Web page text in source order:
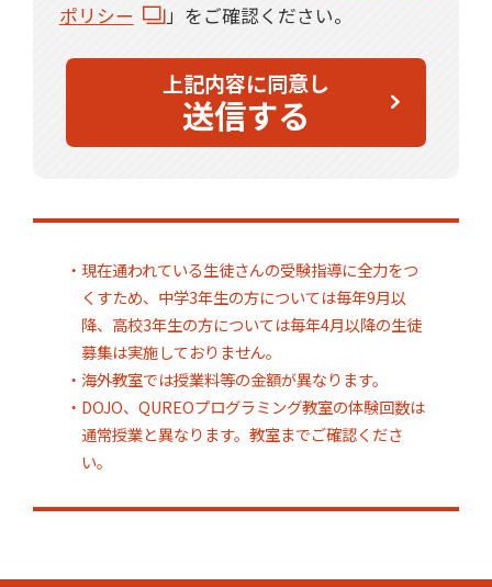
ポリシー
」をご確認ください。
上記内容に同意し
送信する
・現在通われている生徒さんの受験指導に全力をつ
くすため、中学3年生の方については毎年9月以
降、高校3年生の方については毎年4月以降の生徒
募集は実施しておりません。
・海外教室では授業料等の金額が異なります。
・DOJO、QUREOプログラミング教室の体験回数は
通常授業と異なります。教室までご確認くださ
い。